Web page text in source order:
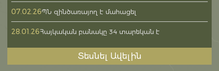
07.02.26ՊՆ զինծառայող է մահացել
28.01.26Հայկական բանակը 34 տարեկան է
Տեսնել Ավելին